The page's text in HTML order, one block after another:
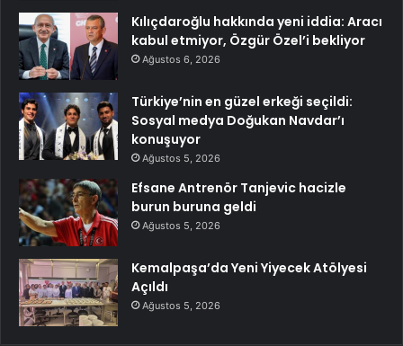
Kılıçdaroğlu hakkında yeni iddia: Aracı
kabul etmiyor, Özgür Özel’i bekliyor
Ağustos 6, 2026
Türkiye’nin en güzel erkeği seçildi:
Sosyal medya Doğukan Navdar’ı
konuşuyor
Ağustos 5, 2026
Efsane Antrenör Tanjevic hacizle
burun buruna geldi
Ağustos 5, 2026
Kemalpaşa’da Yeni Yiyecek Atölyesi
Açıldı
Ağustos 5, 2026